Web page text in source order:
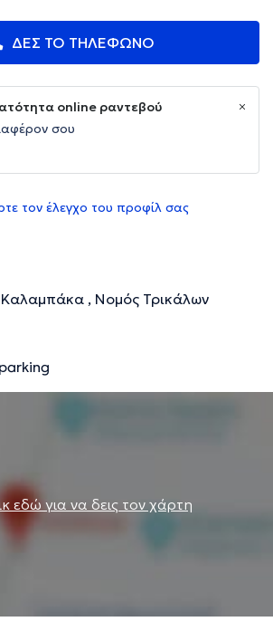
ΔΕΣ ΤΟ ΤΗΛΕΦΩΝΟ
online ραντεβού
σου
τον έλεγχο του προφίλ σας
, Νομός Τρικάλων
εδώ για να δεις τον χάρτη